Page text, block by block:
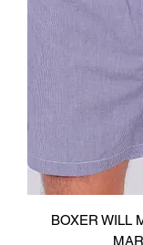
BOXER WILL